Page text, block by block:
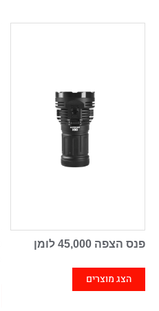
פנס הצפה 45,000 לומן
הצג מוצרים